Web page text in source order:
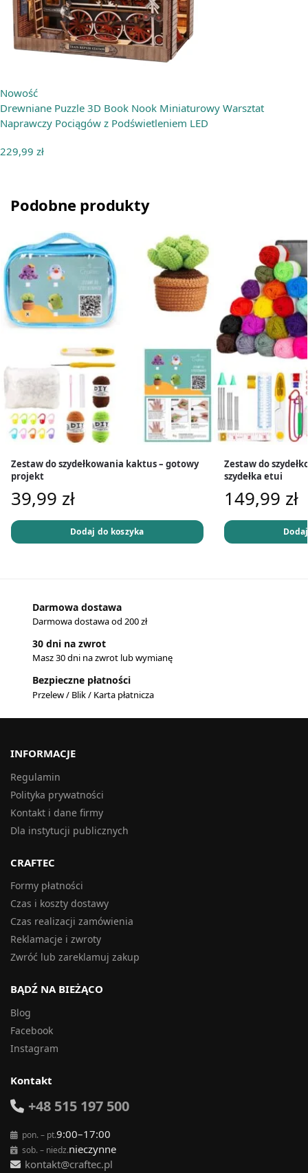
Nowość
Drewniane Puzzle 3D Book Nook Miniaturowy Warsztat
Naprawczy Pociągów z Podświetleniem LED
229,99 zł
Podobne produkty
Zestaw do szydełkowania kaktus – gotowy
projekt
39,99 zł
Dodaj do koszyka
Zestaw do
szydełka etui
149,99 zł
Darmowa dostawa
Darmowa dostawa od 200 zł
30 dni na zwrot
Masz 30 dni na zwrot lub wymianę
Bezpieczne płatności
Przelew / Blik / Karta płatnicza
INFORMACJE
Regulamin
Polityka prywatności
Kontakt i dane firmy
Dla instytucji publicznych
CRAFTEC
Formy płatności
Czas i koszty dostawy
Czas realizacji zamówienia
Reklamacje i zwroty
Zwróć lub zareklamuj zakup
BĄDŹ NA BIEŻĄCO
Blog
Facebook
Instagram
Kontakt
+48 515 197 500
pon. – pt.9:00–17:00
sob. – niedz.nieczynne
kontakt@craftec.pl